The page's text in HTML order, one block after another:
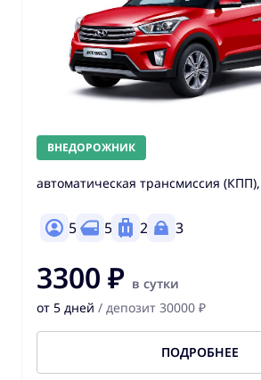
ВНЕДОРОЖНИК
автоматическая трансмиссия
5 5 2 3
3300 ₽ в сутки
от 5 дней / депозит 30000 ₽
ПОДРОБНЕЕ